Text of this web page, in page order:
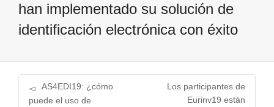
han implementado su solución de
identificación electrónica con éxito
AS4EDI19: ¿cómo
puede el uso de
Los participantes de
Eurinv19 están